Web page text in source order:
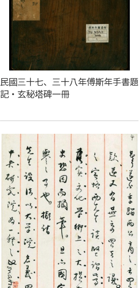
民國三十七、三十八年傅斯年手書題
記‧玄秘塔碑一冊